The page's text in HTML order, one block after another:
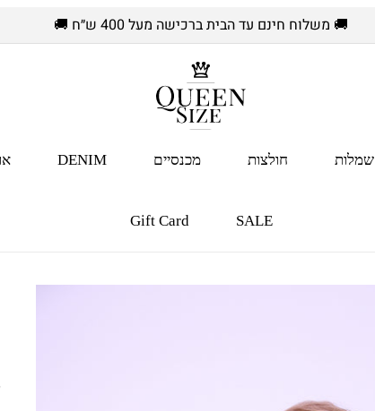
🚚 משלוח חינם עד הבית ברכישה מעל 400 ש״ח 🚚
שמלות חולצות מכנסיים DENIM
SALE
Gift Card